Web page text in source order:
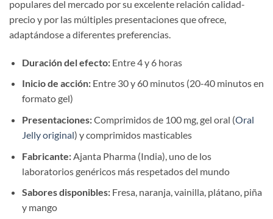
populares del mercado por su excelente relación calidad-
precio y por las múltiples presentaciones que ofrece,
adaptándose a diferentes preferencias.
Duración del efecto:Entre 4 y 6 horas
Inicio de acción:Entre 30 y 60 minutos (20-40 minutos en
formato gel)
Presentaciones:Comprimidos de 100 mg, gel oral (Oral
Jelly original) y comprimidos masticables
Fabricante:Ajanta Pharma (India), uno de los
laboratorios genéricos más respetados del mundo
Sabores disponibles:Fresa, naranja, vainilla, plátano, piña
y mango